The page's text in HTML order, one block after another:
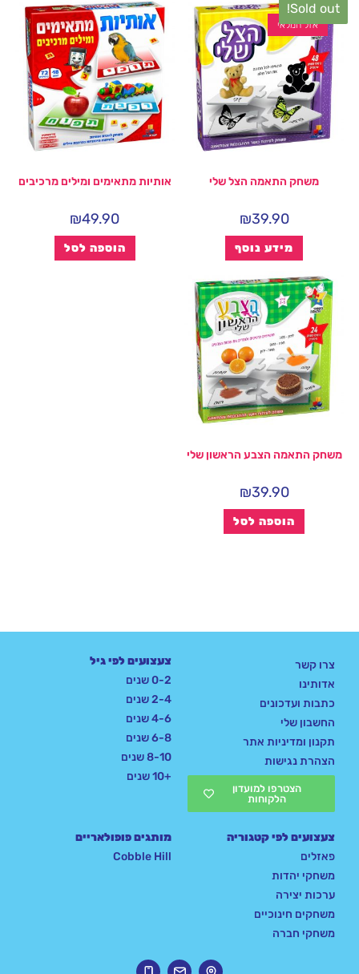
Sold out!
אזל המלאי
משחק התאמה הצל שלי
₪39.90
מידע נוסף
אותיות מתאימים ומילים מרכיבים
₪49.90
הוספה לסל
משחק התאמה הצבע הראשון שלי
₪39.90
הוספה לסל
צרו קשר
אדותינו
כתבות ועדכונים
החשבון שלי
תקנון ומדיניות אתר
הצהרת נגישות
הצטרפו למועדון
הלקוחות
צעצועים לפי גיל
0-2 שנים
2-4 שנים
4-6 שנים
6-8 שנים
8-10 שנים
+10 שנים
צעצועים לפי קטגוריה
פאזלים
משחקי יהדות
ערכות יצירה
משחקים חינוכיים
משחקי חברה
מותגים פופולאריים
Cobble Hill